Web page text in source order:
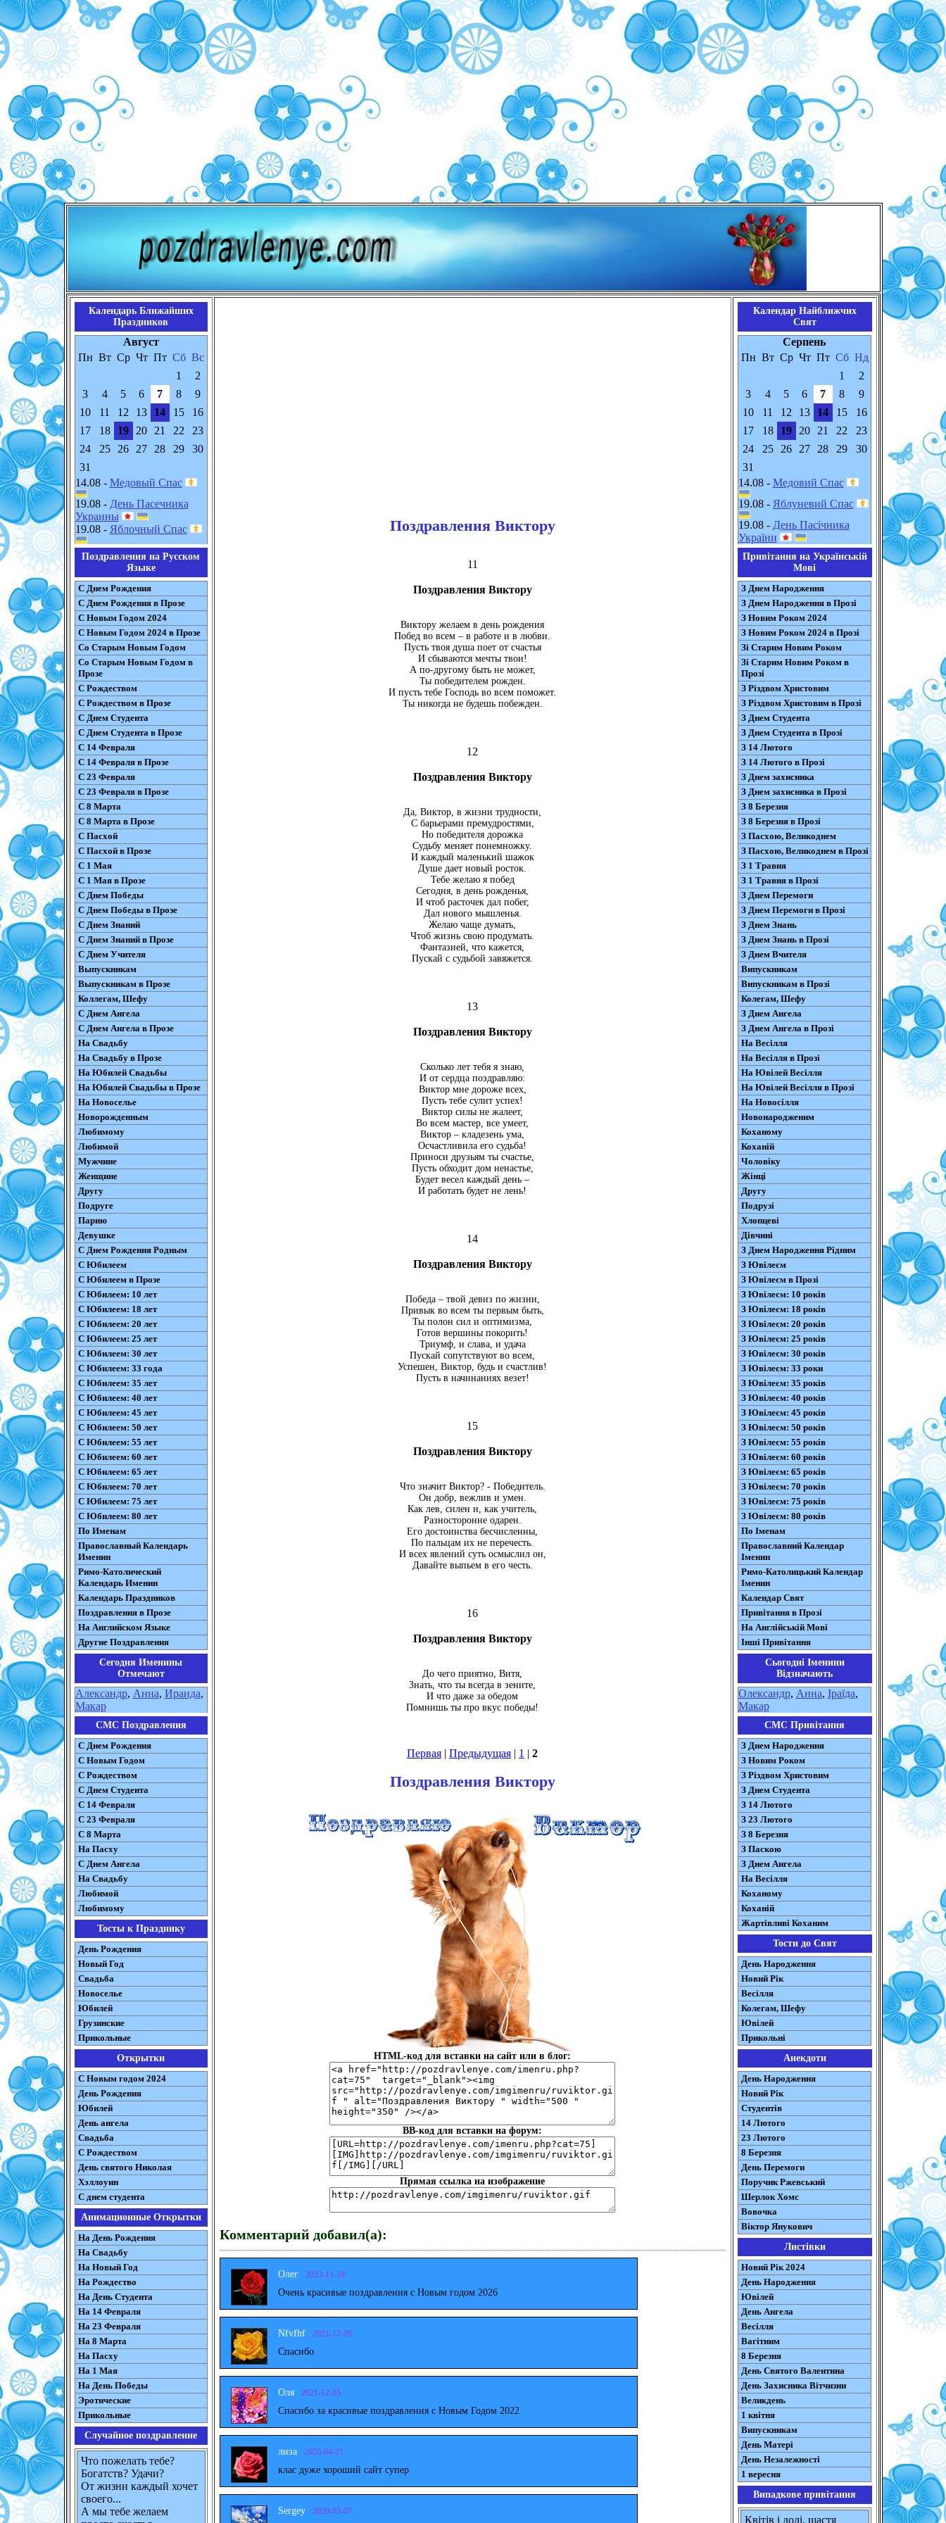
Календарь Ближайших
Праздников
Август
Пн Вт Ср Чт Пт Сб Вс
1
2
3
4 5 6 7 8
9
10
11 12 13 14 15
16
17
18 19 20 21 22
23
24
25 26 27 28 29
30
31
14.08 - Медовый Спас
19.08 - День Пасечника
Украины
19.08 - Яблочный Спас
Поздравления на Русском
Языке
С Днем Рождения
С Днем Рождения в Прозе
С Новым Годом 2024
С Новым Годом 2024 в Прозе
Со Старым Новым Годом
Со Старым Новым Годом в
Прозе
С Рождеством
С Рождеством в Прозе
С Днем Студента
С Днем Студента в Прозе
С 14 Февраля
С 14 Февраля в Прозе
С 23 Февраля
С 23 Февраля в Прозе
С 8 Марта
С 8 Марта в Прозе
С Пасхой
С Пасхой в Прозе
С 1 Мая
С 1 Мая в Прозе
С Днем Победы
С Днем Победы в Прозе
С Днем Знаний
С Днем Знаний в Прозе
С Днем Учителя
Выпускникам
Выпускникам в Прозе
Коллегам, Шефу
С Днем Ангела
С Днем Ангела в Прозе
На Свадьбу
На Свадьбу в Прозе
На Юбилей Свадьбы
На Юбилей Свадьбы в Прозе
На Новоселье
Новорожденным
Любимому
Любимой
Мужчине
Женщине
Другу
Подруге
Парню
Девушке
С Днем Рождения Родным
С Юбилеем
С Юбилеем в Прозе
С Юбилеем: 10 лет
С Юбилеем: 18 лет
С Юбилеем: 20 лет
С Юбилеем: 25 лет
С Юбилеем: 30 лет
С Юбилеем: 33 года
С Юбилеем: 35 лет
С Юбилеем: 40 лет
С Юбилеем: 45 лет
С Юбилеем: 50 лет
С Юбилеем: 55 лет
С Юбилеем: 60 лет
С Юбилеем: 65 лет
С Юбилеем: 70 лет
С Юбилеем: 75 лет
С Юбилеем: 80 лет
По Именам
Православный Календарь
Именин
Римо-Католический
Календарь Именин
Календарь Праздников
Поздравления в Прозе
На Английском Языке
Другие Поздравления
Сегодня Именины
Отмечают
Александр, Анна, Ираида,
Макар
СМС Поздравления
С Днем Рождения
С Новым Годом
С Рождеством
C Днем Студента
С 14 Февраля
С 23 Февраля
С 8 Марта
На Пасху
C Днем Ангела
На Свадьбу
Любимой
Любимому
Тосты к Празднику
День Рождения
Новый Год
Свадьба
Новоселье
Юбилей
Грузинские
Прикольные
Открытки
С Новым годом 2024
День Рождения
Юбилей
День ангела
Свадьба
С Рождеством
День святого Николая
Хэллоуин
С днем студента
Анимационные Открытки
На День Рождения
На Свадьбу
На Новый Год
На Рождество
На День Студента
На 14 Февраля
На 23 Февраля
На 8 Марта
На Пасху
На 1 Мая
На День Победы
Эротические
Прикольные
Случайное поздравление
Что пожелать тебе?
Богатств? Удачи?
От жизни каждый хочет
своего...
А мы тебе желаем
Поздравления Виктору
11
Поздравления Виктору
Виктору желаем в день рождения
Побед во всем – в работе и в любви.
Пусть твоя душа поет от счастья
И сбываются мечты твои!
А по-другому быть не может,
Ты победителем рожден.
И пусть тебе Господь во всем поможет.
Ты никогда не будешь побежден.
12
Поздравления Виктору
Да, Виктор, в жизни трудности,
С барьерами премудростями,
Но победителя дорожка
Судьбу меняет понемножку.
И каждый маленький шажок
Душе дает новый росток.
Тебе желаю я побед
Сегодня, в день рожденья,
И чтоб расточек дал побег,
Дал нового мышленья.
Желаю чаще думать,
Чтоб жизнь свою продумать.
Фантазией, что кажется,
Пускай с судьбой завяжется.
13
Поздравления Виктору
Сколько лет тебя я знаю,
И от сердца поздравляю:
Виктор мне дороже всех,
Пусть тебе сулит успех!
Виктор силы не жалеет,
Во всем мастер, все умеет,
Виктор – кладезень ума,
Осчастливила его судьба!
Приноси друзьям ты счастье,
Пусть обходит дом ненастье,
Будет весел каждый день –
И работать будет не лень!
14
Поздравления Виктору
Победа – твой девиз по жизни,
Привык во всем ты первым быть,
Ты полон сил и оптимизма,
Готов вершины покорить!
Триумф, и слава, и удача
Пускай сопутствуют во всем,
Успешен, Виктор, будь и счастлив!
Пусть в начинаниях везет!
15
Поздравления Виктору
Что значит Виктор? - Победитель.
Он добр, вежлив и умен.
Как лев, силен и, как учитель,
Разносторонне одарен.
Его достоинства бесчисленны,
По пальцам их не перечесть.
И всех явлений суть осмыслил он,
Давайте выпьем в его честь.
16
Поздравления Виктору
До чего приятно, Витя,
Знать, что ты всегда в зените,
И что даже за обедом
Помнишь ты про вкус победы!
Первая | Предыдущая | 1 | 2
Поздравления Виктору
HTML-код для вставки на сайт или в блог:
BB-код для вставки на форум:
Прямая ссылка на изображение
Комментарий добавил(а):
Олег 2023-11-18
Очень красивые поздравления с Новым годом 2026
Nfvfhf 2021-12-28
Спасибо
Оля 2021-12-05
Спасибо за красивые поздравления с Новым Годом 2022
лиза 2020-04-21
клас дуже хороший сайт супер
Sergey 2020-03-07
Календар Найближчих
Свят
Серпень
Пн Вт Ср Чт Пт Сб Нд
1
2
3
4 5 6 7 8
9
10
11 12 13 14 15
16
17
18 19 20 21 22
23
24
25 26 27 28 29
30
31
14.08 - Медовий Спас
19.08 - Яблуневий Спас
19.08 - День Пасічника
України
Привітання на Українській
Мові
З Днем Народження
З Днем Народження в Прозі
З Новим Роком 2024
З Новим Роком 2024 в Прозі
Зі Старим Новим Роком
Зі Старим Новим Роком в
Прозі
З Різдвом Христовим
З Різдвом Христовим в Прозі
З Днем Студента
З Днем Студента в Прозі
З 14 Лютого
З 14 Лютого в Прозі
З Днем захисника
З Днем захисника в Прозі
З 8 Березня
З 8 Березня в Прозі
З Пасхою, Великоднем
З Пасхою, Великоднем в Прозі
З 1 Травня
З 1 Травня в Прозі
З Днем Перемоги
З Днем Перемоги в Прозі
З Днем Знань
З Днем Знань в Прозі
З Днем Вчителя
Випускникам
Випускникам в Прозі
Колегам, Шефу
З Днем Ангела
З Днем Ангела в Прозі
На Весілля
На Весілля в Прозі
На Ювілей Весілля
На Ювілей Весілля в Прозі
На Новосілля
Новонародженим
Коханому
Коханій
Чоловіку
Жінці
Другу
Подрузі
Хлопцеві
Дівчині
З Днем Народження Рідним
З Ювілеєм
З Ювілеєм в Прозі
З Ювілеєм: 10 років
З Ювілеєм: 18 років
З Ювілеєм: 20 років
З Ювілеєм: 25 років
З Ювілеєм: 30 років
З Ювілеєм: 33 роки
З Ювілеєм: 35 років
З Ювілеєм: 40 років
З Ювілеєм: 45 років
З Ювілеєм: 50 років
З Ювілеєм: 55 років
З Ювілеєм: 60 років
З Ювілеєм: 65 років
З Ювілеєм: 70 років
З Ювілеєм: 75 років
З Ювілеєм: 80 років
По Іменам
Православний Календар
Іменин
Римо-Католицький Календар
Іменин
Календар Свят
Привітання в Прозі
На Англійській Мові
Інші Привітання
Сьогодні Іменини
Відзначають
Олександр, Анна, Іраїда,
Макар
СМС Привітання
З Днем Народження
З Новим Роком
З Різдвом Христовим
З Днем Студента
З 14 Лютого
З 23 Лютого
З 8 Березня
З Паскою
З Днем Ангела
На Весілля
Коханому
Коханій
Жартівливі Коханим
Тости до Свят
День Народження
Новий Рік
Весілля
Колегам, Шефу
Ювілей
Прикольні
Анекдоти
День Народження
Новий Рік
Студентів
14 Лютого
23 Лютого
8 Березня
День Перемоги
Поручик Ржевський
Шерлок Хомс
Вовочка
Віктор Янукович
Листівки
Новий Рік 2024
День Народження
Ювілей
День Ангела
Весілля
Вагітним
8 Березня
День Святого Валентина
День Захисника Вітчизни
Великдень
1 квітня
Випускникам
День Матері
День Незалежності
1 вересня
Випадкове привітання
Квітів і долі, щастя